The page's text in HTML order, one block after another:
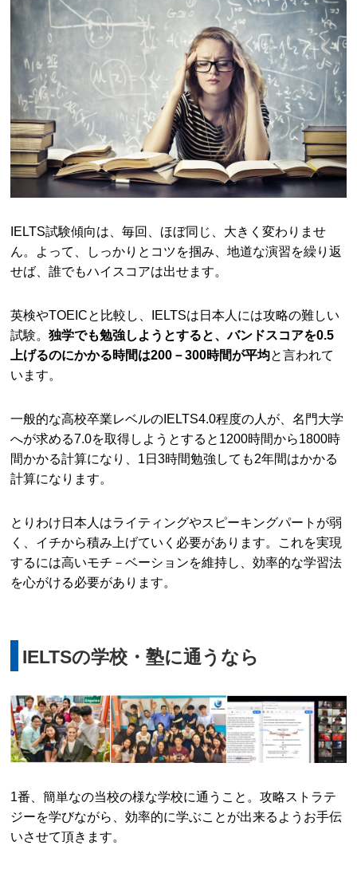
IELTS試験傾向は、毎回、ほぼ同じ、大きく変わりませ
ん。よって、しっかりとコツを掴み、地道な演習を繰り返
せば、誰でもハイスコアは出せます。
英検やTOEICと比較し、IELTSは日本人には攻略の難しい
試験。独学でも勉強しようとすると、バンドスコアを0.5
上げるのにかかる時間は200－300時間が平均と言われて
います。
一般的な高校卒業レベルのIELTS4.0程度の人が、名門大学
へが求める7.0を取得しようとすると1200時間から1800時
間かかる計算になり、1日3時間勉強しても2年間はかかる
計算になります。
とりわけ日本人はライティングやスピーキングパートが弱
く、イチから積み上げていく必要があります。これを実現
するには高いモチ－ベーションを維持し、効率的な学習法
を心がける必要があります。
IELTSの学校・塾に通うなら
1番、簡単なの当校の様な学校に通うこと。攻略ストラテ
ジーを学びながら、効率的に学ぶことが出来るようお手伝
いさせて頂きます。